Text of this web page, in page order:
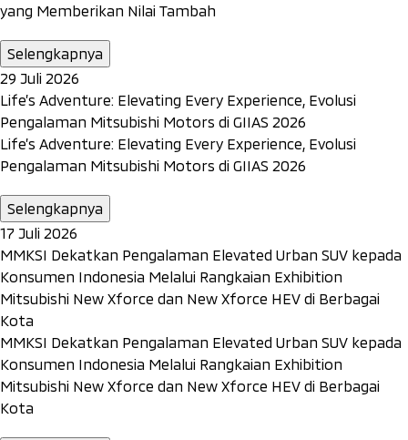
yang Memberikan Nilai Tambah
Selengkapnya
29 Juli 2026
Life’s Adventure: Elevating Every Experience, Evolusi
Pengalaman Mitsubishi Motors di GIIAS 2026
Life’s Adventure: Elevating Every Experience, Evolusi
Pengalaman Mitsubishi Motors di GIIAS 2026
Selengkapnya
17 Juli 2026
MMKSI Dekatkan Pengalaman Elevated Urban SUV kepada
Konsumen Indonesia Melalui Rangkaian Exhibition
Mitsubishi New Xforce dan New Xforce HEV di Berbagai
Kota
MMKSI Dekatkan Pengalaman Elevated Urban SUV kepada
Konsumen Indonesia Melalui Rangkaian Exhibition
Mitsubishi New Xforce dan New Xforce HEV di Berbagai
Kota